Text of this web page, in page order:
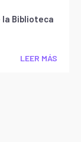
la Biblioteca
LEER MÁS